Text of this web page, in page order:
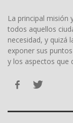
La principal misión
todos aquellos
necesidad, y quizá
exponer sus
y los aspectos que